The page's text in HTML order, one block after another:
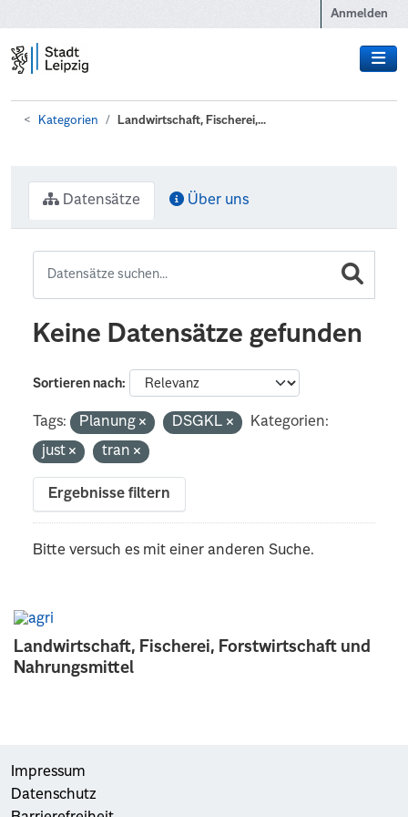
Anmelden
Kategorien Landwirtschaft, Fischerei,...
Landwirtschaft, Fischerei, Forstwirtschaft und
Nahrungsmittel
Datensätze Über uns
Keine Datensätze gefunden
Sortieren nach
Tags: Planung DSGKL
Kategorien:
just
tran
Ergebnisse filtern
Bitte versuch es mit einer anderen Suche.
Impressum
Datenschutz